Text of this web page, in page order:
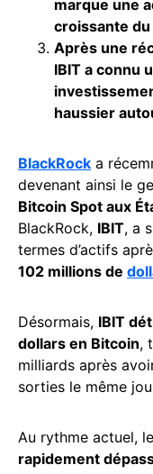
marque une
croissante
Après une
IBIT a connu
haussier
BlackRock a
devenant ainsi le
Bitcoin Spot aux
BlackRock, IBIT, a
termes d’actifs
102 millions de
Désormais, IBIT
dollars en Bitcoin,
milliards après
sorties le même
Au rythme actuel,
rapidement